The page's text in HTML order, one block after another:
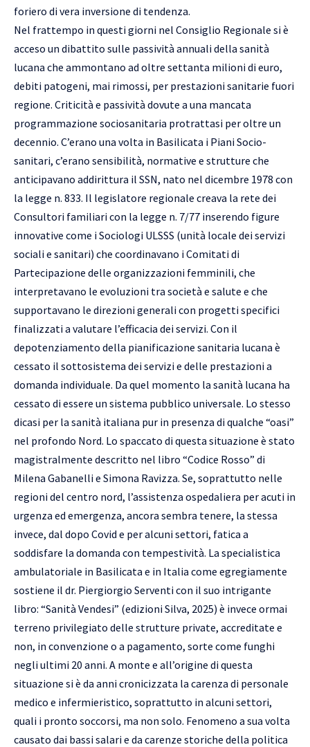
foriero di vera inversione di tendenza.
Nel frattempo in questi giorni nel Consiglio Regionale si è
acceso un dibattito sulle passività annuali della sanità
lucana che ammontano ad oltre settanta milioni di euro,
debiti patogeni, mai rimossi, per prestazioni sanitarie fuori
regione. Criticità e passività dovute a una mancata
programmazione sociosanitaria protrattasi per oltre un
decennio. C’erano una volta in Basilicata i Piani Socio-
sanitari, c’erano sensibilità, normative e strutture che
anticipavano addirittura il SSN, nato nel dicembre 1978 con
la legge n. 833. Il legislatore regionale creava la rete dei
Consultori familiari con la legge n. 7/77 inserendo figure
innovative come i Sociologi ULSSS (unità locale dei servizi
sociali e sanitari) che coordinavano i Comitati di
Partecipazione delle organizzazioni femminili, che
interpretavano le evoluzioni tra società e salute e che
supportavano le direzioni generali con progetti specifici
finalizzati a valutare l’efficacia dei servizi. Con il
depotenziamento della pianificazione sanitaria lucana è
cessato il sottosistema dei servizi e delle prestazioni a
domanda individuale. Da quel momento la sanità lucana ha
cessato di essere un sistema pubblico universale. Lo stesso
dicasi per la sanità italiana pur in presenza di qualche “oasi”
nel profondo Nord. Lo spaccato di questa situazione è stato
magistralmente descritto nel libro “Codice Rosso” di
Milena Gabanelli e Simona Ravizza. Se, soprattutto nelle
regioni del centro nord, l’assistenza ospedaliera per acuti in
urgenza ed emergenza, ancora sembra tenere, la stessa
invece, dal dopo Covid e per alcuni settori, fatica a
soddisfare la domanda con tempestività. La specialistica
ambulatoriale in Basilicata e in Italia come egregiamente
sostiene il dr. Piergiorgio Serventi con il suo intrigante
libro: “Sanità Vendesi” (edizioni Silva, 2025) è invece ormai
terreno privilegiato delle strutture private, accreditate e
non, in convenzione o a pagamento, sorte come funghi
negli ultimi 20 anni. A monte e all’origine di questa
situazione si è da anni cronicizzata la carenza di personale
medico e infermieristico, soprattutto in alcuni settori,
quali i pronto soccorsi, ma non solo. Fenomeno a sua volta
causato dai bassi salari e da carenze storiche della politica